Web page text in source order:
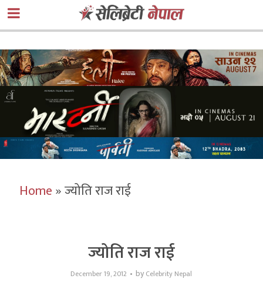
Home»ज्योति राज राई
ज्योति राज राई
December 19, 2012 by Celebrity Nepal